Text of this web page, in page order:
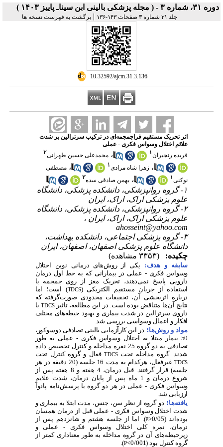
دوره ۳۱، شماره ۳ - ( مجله پزشکی بالینی ابن سیناـ پاییز ۱۴۰۳ )
جلد ۳۱ شماره ۳ صفحات ۱۴۳-۱۳۶ | برگشت به فهرست نسخه ها
‎ 10.32592/ajcm.31.3.136
اثر تحریک مستقیم فراجمجمه‌ای در ترکیب سرترالین بر شدت
علائم اختلال وسواس فکری - عملی
فریده رنجبران۱ ، محمدعلی حسین طهرانی۲
، زهرا شاه مرادی۱ ، مصطفی
نوکنی۱ ، بهمن صادقی سده۳
۱- گروه روانپزشکی، دانشکده پزشکی، دانشگاه
علوم پزشکی اراک، اراک، ایران
۲- گروه روانپزشکی، دانشکده پزشکی، دانشگاه
علوم پزشکی اراک، اراک، ایران ،
ahosseint@yahoo.com
۳- گروه پزشکی اجتماعی، دانشکده بهداشت،
دانشگاه علوم پزشکی اصفهان، اصفهان، ایران
چکیده:
(۳۳۵۳ مشاهده)
سابقه و هدف:
یکی از روش‌های درمانی نوین اختلال
وسواس فکری - عملی در بیمارانی که به خط اول درمان
دارویی پاسخ نمی‌دهند، تحریک مغز از روی جمجمه با
استفاده از جریان مستقیم الکتریکی (TDCS) است؛ اما
درباره اثربخشی آن، تحقیقات محدودی صورت‌گرفته که
نتایج آن‌ها متناقض بوده است. در این مطالعه، تاثیرTDCSبا
داروی سرترالین در شدت بیماری و بهبود حیطه‌های مختلف
افکار و اعمال وسواسی بررسی شد.
مواد و روش‌‌ها: در این کارآزمایی بالینی تصادفی دوسوکور،
50 بیمار مبتلا به اختلال وسواس فکری - عملی به طور
تصادفی به دو گروه 25 نفره مداخله و کنترل تخصیص داده
شدند. گروه مداخله تحتTDCSفعال و گروه کنترل تحت
TDCS
غیرفعال، هرکدام به مدت 16 جلسه (20 دقیقه در هر
جلسه) قرار گرفتند. قبل درمان، 4 هفته و 8 هفته پس از
شروع درمان و 1 ماه پس از پایان درمان، شدت علایم
وسواس فکری - عملی در هر دو گروه با پرسش‌نامه پادوآ
ارزیابی شد.
یافته‌ها: دو گروه از نظر سن، جنس، مدت ابتلا به بیماری و
شدت اختلال وسواس فکری - عملی قبل از درمان همسان
بوده‌اند (0/05<
P). اما از جلسه هشتم و شانزدهم پس از
درمان، نمره کلی اختلال وسواس فکری - عملی و
زیرحیطه‌های آن در گروه مداخله به طور معناداری کمتر از
گروه کنترل بود (0/001>
P
).